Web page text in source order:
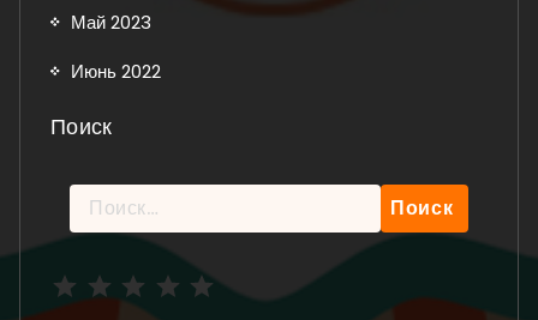
Май 2023
Июнь 2022
Поиск
Найти: